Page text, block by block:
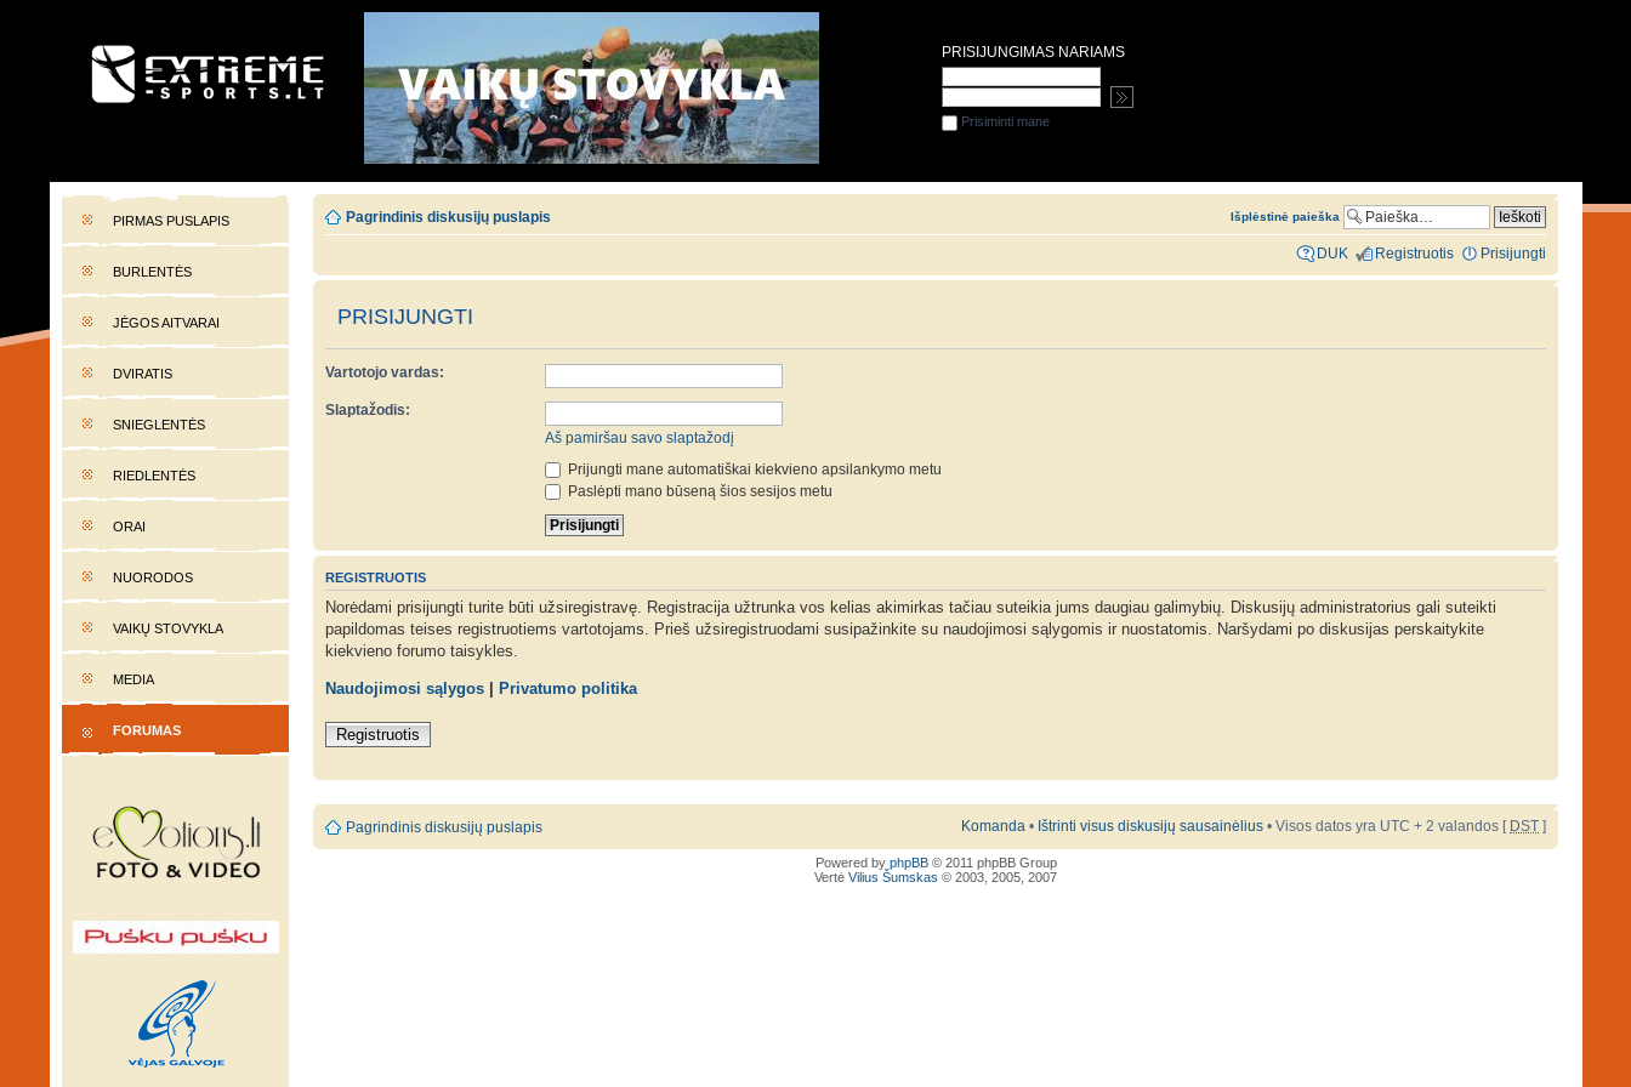
EXTREME-SPORTS.LT
PIRMAS PUSLAPIS
BURLENTĖS
JĖGOS AITVARAI
DVIRATIS
SNIEGLENTĖS
RIEDLENTĖS
ORAI
NUORODOS
VAIKŲ STOVYKLA
MEDIA
FORUMAS
Pagrindinis diskusijų puslapis Išplėstinė paieška
DUK Registruotis Prisijungti
PRISIJUNGTI
Vartotojo vardas:
Slaptažodis:
Aš pamiršau savo slaptažodį
Prijungti mane automatiškai kiekvieno apsilankymo metu
Paslėpti mano būseną šios sesijos metu
REGISTRUOTIS
Norėdami prisijungti turite būti užsiregistravę. Registracija užtrunka vos kelias akimirkas tačiau suteikia jums daugiau galimybių. Diskusijų administratorius gali suteikti
papildomas teises registruotiems vartotojams. Prieš užsiregistruodami susipažinkite su naudojimosi sąlygomis ir nuostatomis. Naršydami po diskusijas perskaitykite
kiekvieno forumo taisykles.
Naudojimosi sąlygos Privatumo politika
Registruotis
Pagrindinis diskusijų puslapis Komanda • Ištrinti visus diskusijų sausainėlius • Visos datos yra UTC + 2 valandos [ DST ]
Powered by phpBB© 2011 phpBB Group
Vertė Vilius Šumskas © 2003, 2005, 2007
PRISIJUNGIMAS NARIAMS
Prisiminti mane